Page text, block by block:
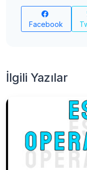
Facebook
İlgili Yazılar